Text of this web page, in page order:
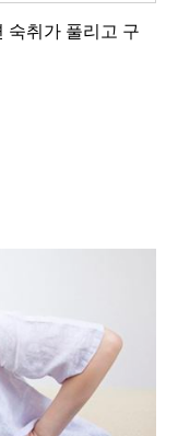
숙취가 풀리고 구